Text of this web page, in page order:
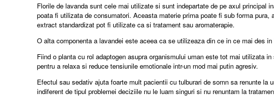
Florile de lavanda sunt cele mai utilizate si sunt indepartate de pe axul principal
poata fi utilizata de consumatori. Aceasta materie prima poate fi sub forma
extract standardizat pot fi utilizate ca si tratament sau aromaterapie.
O alta componenta a lavandei este aceea ca se utilizeaza din ce in ce mai des
Fiind o planta cu rol adaptogen asupra organismului uman este tot mai utilizata
pentru a relaxa si reduce tensiunile emotionale intr-un mod mai putin agresiv.
Efectul sau sedativ ajuta foarte mult pacientii cu tulburari de somn sa renunte
indiferent de tipul problemei deciziile nu le luam singuri si nu renuntam la